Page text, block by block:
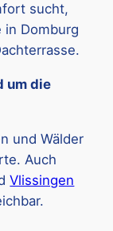
sucht,
in Domburg
um die
und Wälder
Auch
Vlissingen